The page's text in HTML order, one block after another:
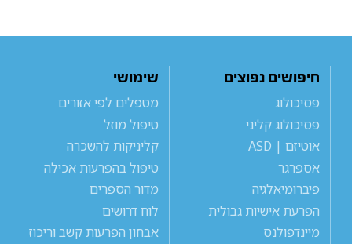
חיפושים נפוצים
פסיכולוג
פסיכולוג קליני
אוטיזם | ASD
אספרגר
פיברומיאלגיה
הפרעת אישיות גבולית
מיינדפולנס
שימושי
מטפלים לפי אזורים
טיפול מוזל
קליניקות להשכרה
טיפול בהפרעות אכילה
מדור הספרים
לוח דרושים
אבחון הפרעות קשב וריכוז